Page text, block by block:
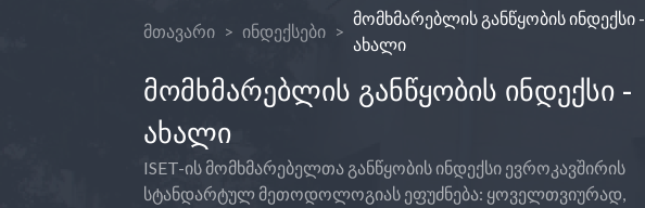
მთავარი ინდექსები
მომხმარებლის განწყობის ინდექსი -
ახალი
ᲛᲝᲛᲮᲛᲐᲠᲔᲑᲚᲘᲡ ᲒᲐᲜᲬᲧᲝᲑᲘᲡ ᲘᲜᲓᲔᲥᲡᲘ -
ᲐᲮᲐᲚᲘ
ISET-ის მომხმარებელთა განწყობის ინდექსი ევროკავშირის
სტანდარტულ მეთოდოლოგიას ეფუძნება: ყოველთვიურად,